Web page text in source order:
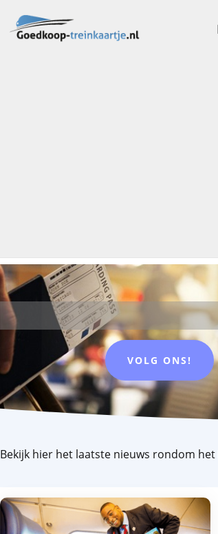
VOLG ONS!
Bekijk hier het laatste nieuws rondom